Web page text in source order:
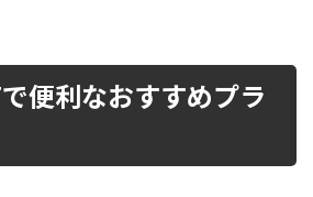
便利なおすすめプラ